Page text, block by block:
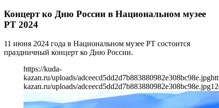
Концерт ко Дню России в Национальном музее
РТ 2024
11 июня 2024 года в Национальном музее РТ состоится
праздничный концерт ко Дню России.
https://kuda-
kazan.ru/uploads/adceecd5dd2d7b883880982e308bc98e.jpg
kazan.ru/uploads/adceecd5dd2d7b883880982e308bc98e.jpg